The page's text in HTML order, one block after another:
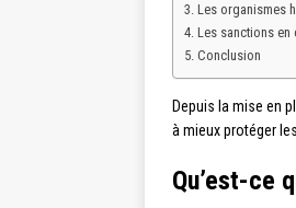
Les organismes
Les sanctions
Conclusion
Depuis la mise en
à mieux protéger
Qu’est-ce